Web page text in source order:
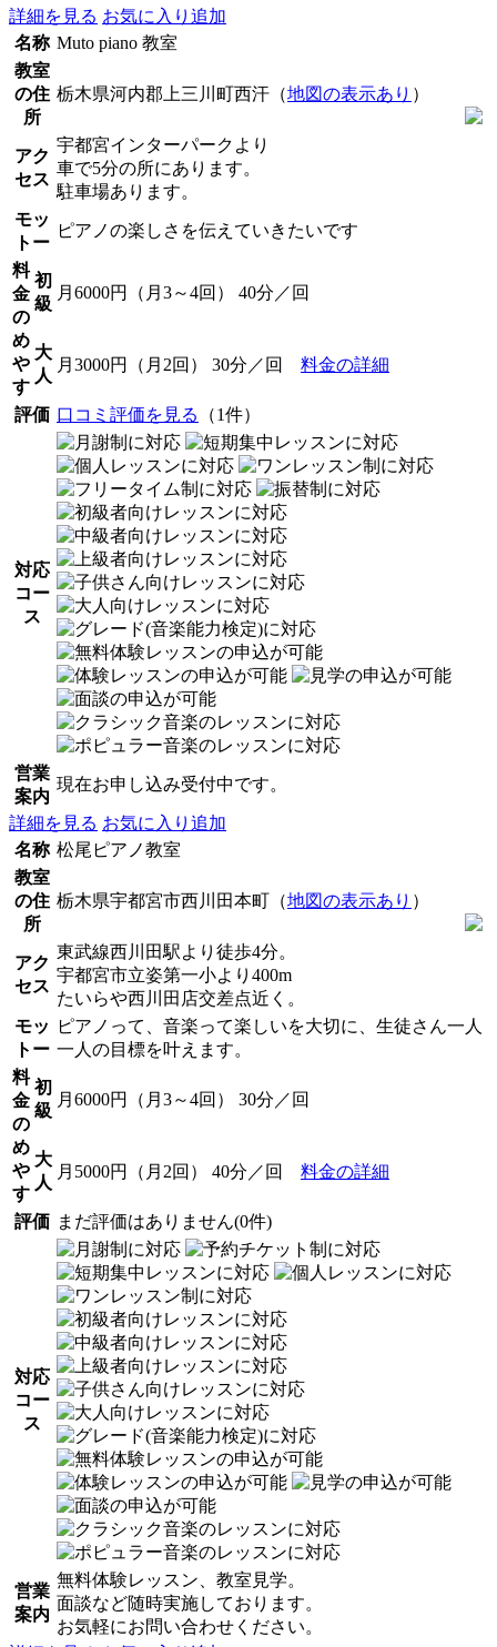
詳細を見る お気に入り追加
名称 Muto piano 教室
教室
の住
所
栃木県河内郡上三川町西汗（地図の表示あり ）
アク
セス
宇都宮インターパークより
車で5分の所にあります。
駐車場あります。
モッ
トー
ピアノの楽しさを伝えていきたいです
料
金
の
め
や
す
初
級
月6000円（月3～4回） 40分／回
大
人
月3000円（月2回） 30分／回 料金の詳細
評価 口コミ評価を見る （1件）
対応
コー
ス
営業
案内
現在お申し込み受付中です。
詳細を見る お気に入り追加
名称 松尾ピアノ教室
教室
の住
所
栃木県宇都宮市西川田本町（地図の表示あり ）
アク
セス
東武線西川田駅より徒歩4分。
宇都宮市立姿第一小より400m
たいらや西川田店交差点近く。
モッ
トー
ピアノって、音楽って楽しいを大切に、生徒さん一人
一人の目標を叶えます。
料
金
の
め
や
す
初
級
月6000円（月3～4回） 30分／回
大
人
月5000円（月2回） 40分／回 料金の詳細
評価 まだ評価はありません(0件)
対応
コー
ス
営業
案内
無料体験レッスン、教室見学。
面談など随時実施しております。
お気軽にお問い合わせください。